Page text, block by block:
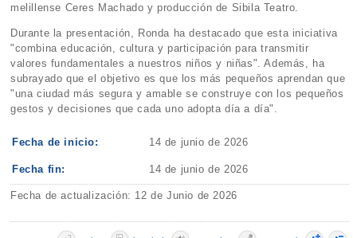
melillense Ceres Machado y producción de Sibila Teatro.
Durante la presentación, Ronda ha destacado que esta iniciativa
"combina educación, cultura y participación para transmitir
valores fundamentales a nuestros niños y niñas". Además, ha
subrayado que el objetivo es que los más pequeños aprendan que
"una ciudad más segura y amable se construye con los pequeños
gestos y decisiones que cada uno adopta día a día".
Fecha de inicio: 14 de junio de 2026
Fecha fin: 14 de junio de 2026
Fecha de actualización: 12 de Junio de 2026